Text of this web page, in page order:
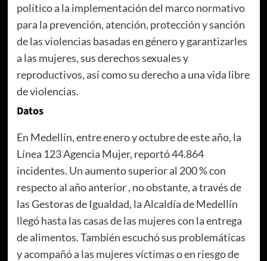
político a la implementación del marco normativo
para la prevención, atención, protección y sanción
de las violencias basadas en género y garantizarles
a las mujeres, sus derechos sexuales y
reproductivos, así como su derecho a una vida libre
de violencias.
Datos
En Medellín, entre enero y octubre de este año, la
Línea 123 Agencia Mujer, reportó 44.864
incidentes. Un aumento superior al 200 % con
respecto al año anterior , no obstante, a través de
las Gestoras de Igualdad, la Alcaldía de Medellín
llegó hasta las casas de las mujeres con la entrega
de alimentos. También escuchó sus problemáticas
y acompañó a las mujeres víctimas o en riesgo de